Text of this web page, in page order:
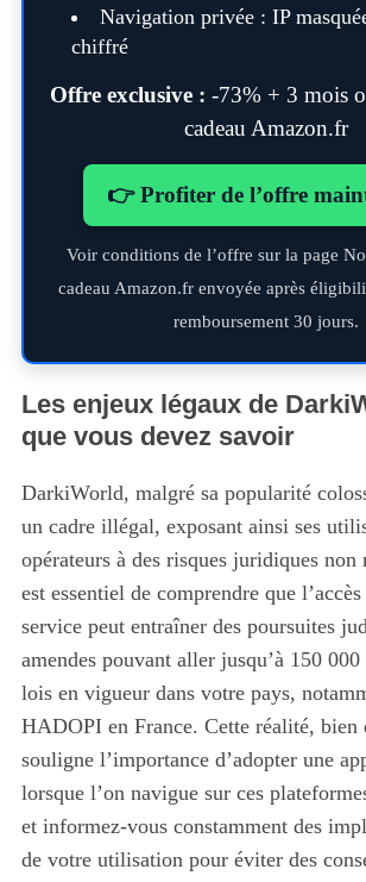
Navigation privée : IP
chiffré
Offre exclusive : -73% + 3 mois
cadeau Amazon.fr
👉 Profiter de l’offre
Voir conditions de l’offre sur la page
cadeau Amazon.fr envoyée après
remboursement 30 jours.
Les enjeux légaux de
que vous devez savoir
DarkiWorld, malgré sa popularité
un cadre illégal, exposant ainsi ses
opérateurs à des risques juridiques
est essentiel de comprendre que
service peut entraîner des poursuites
amendes pouvant aller jusqu’à 150
lois en vigueur dans votre pays,
HADOPI en France. Cette réalité, bien
souligne l’importance d’adopter une
lorsque l’on navigue sur ces
et informez-vous constamment des
de votre utilisation pour éviter des
S
f